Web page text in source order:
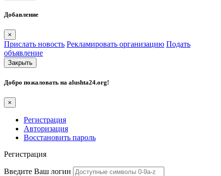
Добавление
×
Прислать новость Рекламировать организацию Подать
объявление
Закрыть
Добро пожаловать на alushta24.org!
×
Регистрация
Авторизация
Восстановить пароль
Регистрация
Введите Ваш логин